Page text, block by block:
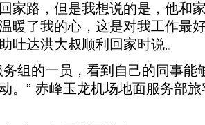
家路，但是我想说的是，他和
暖了我的心，这是对我工作最
吐达洪大叔顺利回家时说。
的一员，看到自己的同事能
。” 赤峰玉龙机场地面服务部